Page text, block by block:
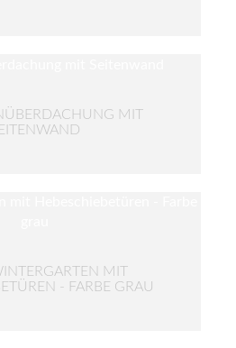
MIT
MIT
- FARBE GRAU